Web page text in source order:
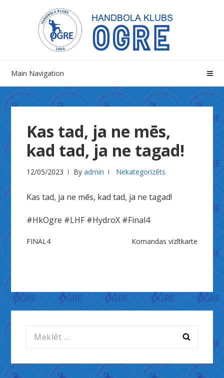
navigation
content
Main Navigation
Kas tad, ja ne mēs,
kad tad, ja ne tagad!
12/05/2023 Byadmin Nekategorizēts
Kas tad, ja ne mēs, kad tad, ja ne tagad!
#HkOgre #LHF #HydroX #Final4
Ziņu
FINAL4 Komandas vizītkarte
Meklēt: